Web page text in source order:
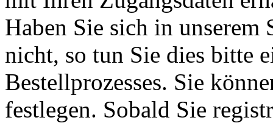
Haben Sie sich in unserem
nicht, so tun Sie dies bitte
Bestellprozesses. Sie
festlegen. Sobald Sie